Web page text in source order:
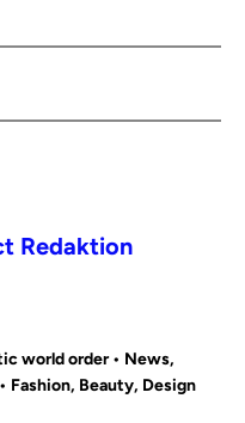
Redaktion
world order • News,
Fashion, Beauty, Design